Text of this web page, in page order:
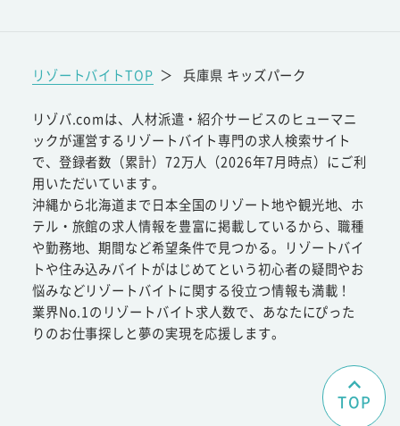
リゾートバイトTOP ＞ 兵庫県 キッズパーク
リゾバ.comは、人材派遣・紹介サービスのヒューマニ
ックが運営するリゾートバイト専門の求人検索サイト
で、登録者数（累計）72万人（2026年7月時点）にご利
用いただいています。
沖縄から北海道まで日本全国のリゾート地や観光地、ホ
テル・旅館の求人情報を豊富に掲載しているから、職種
や勤務地、期間など希望条件で見つかる。リゾートバイ
トや住み込みバイトがはじめてという初心者の疑問やお
悩みなどリゾートバイトに関する役立つ情報も満載！
業界No.1のリゾートバイト求人数で、あなたにぴった
りのお仕事探しと夢の実現を応援します。
TOP